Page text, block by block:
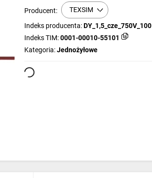
Producent: TEXSIM
Indeks producenta:DY_1,5_cze_750V_100
Indeks TIM:0001-00010-55101
Kategoria:Jednożyłowe